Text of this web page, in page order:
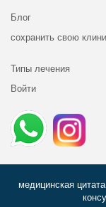
Блог
сохранить свою
Типы лечения
Войти
медицинская